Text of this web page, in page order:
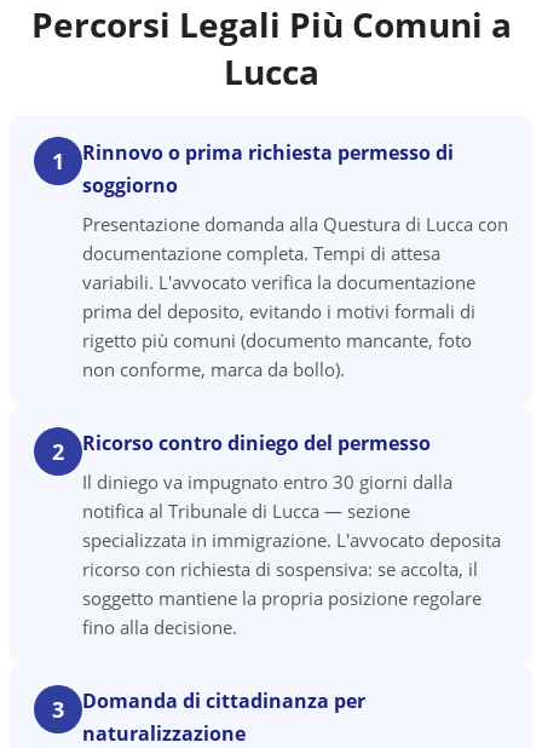
Percorsi Legali Più Comuni a
Lucca
1
Rinnovo o prima richiesta permesso di
soggiorno
Presentazione domanda alla Questura di Lucca con
documentazione completa. Tempi di attesa
variabili. L'avvocato verifica la documentazione
prima del deposito, evitando i motivi formali di
rigetto più comuni (documento mancante, foto
non conforme, marca da bollo).
2 Ricorso contro diniego del permesso
Il diniego va impugnato entro 30 giorni dalla
notifica al Tribunale di Lucca — sezione
specializzata in immigrazione. L'avvocato deposita
ricorso con richiesta di sospensiva: se accolta, il
soggetto mantiene la propria posizione regolare
fino alla decisione.
3
Domanda di cittadinanza per
naturalizzazione